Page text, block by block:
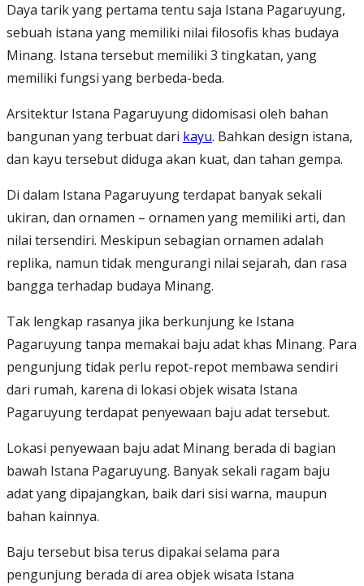
Daya tarik yang pertama tentu saja Istana Pagaruyung,
sebuah istana yang memiliki nilai filosofis khas budaya
Minang. Istana tersebut memiliki 3 tingkatan, yang
memiliki fungsi yang berbeda-beda.
Arsitektur Istana Pagaruyung didomisasi oleh bahan
bangunan yang terbuat dari kayu. Bahkan design istana,
dan kayu tersebut diduga akan kuat, dan tahan gempa.
Di dalam Istana Pagaruyung terdapat banyak sekali
ukiran, dan ornamen – ornamen yang memiliki arti, dan
nilai tersendiri. Meskipun sebagian ornamen adalah
replika, namun tidak mengurangi nilai sejarah, dan rasa
bangga terhadap budaya Minang.
Tak lengkap rasanya jika berkunjung ke Istana
Pagaruyung tanpa memakai baju adat khas Minang. Para
pengunjung tidak perlu repot-repot membawa sendiri
dari rumah, karena di lokasi objek wisata Istana
Pagaruyung terdapat penyewaan baju adat tersebut.
Lokasi penyewaan baju adat Minang berada di bagian
bawah Istana Pagaruyung. Banyak sekali ragam baju
adat yang dipajangkan, baik dari sisi warna, maupun
bahan kainnya.
Baju tersebut bisa terus dipakai selama para
pengunjung berada di area objek wisata Istana